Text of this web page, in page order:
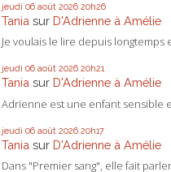
jeudi 06 août 2026 20h26
Tania sur D'Adrienne à Amélie
Je voulais le lire depuis longtemps
jeudi 06 août 2026 20h21
Tania sur D'Adrienne à Amélie
Adrienne est une enfant sensible
jeudi 06 août 2026 20h17
Tania sur D'Adrienne à Amélie
Dans "Premier sang", elle fait